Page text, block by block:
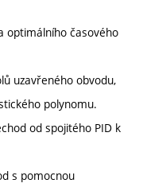
optimálního časového
uzavřeného obvodu,
polynomu.
od spojitého PID k
s pomocnou